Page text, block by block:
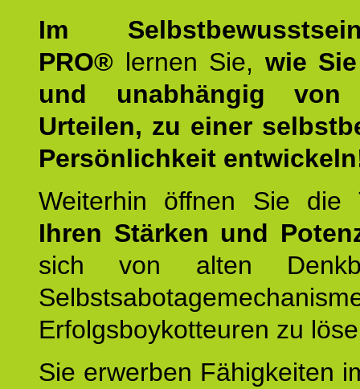
Im
PRO® lernen Sie, wie
und unabhängig von
Urteilen, zu einer
Persönlichkeit
Weiterhin öffnen Sie
Ihren Stärken und
sich von alten
Erfolgsboykotteuren zu
Sie erwerben Fähigkeiten